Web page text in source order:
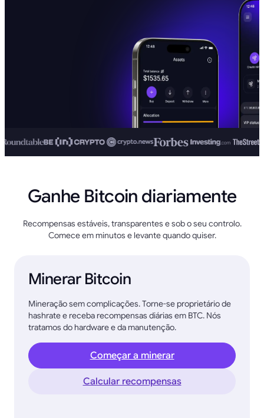
Ganhe Bitcoin diariamente
Recompensas estáveis, transparentes e sob o seu controlo.
Comece em minutos e levante quando quiser.
Minerar Bitcoin
Mineração sem complicações. Torne-se proprietário de
hashrate e receba recompensas diárias em BTC. Nós
tratamos do hardware e da manutenção.
Começar a minerar
Calcular recompensas